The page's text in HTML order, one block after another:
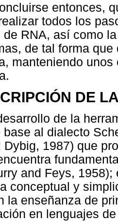
entonces,
todos los
de RNA, así como
de tal forma
manteniendo
DE
de la
base al dialecto
Dybig, 1987) que
and Feys,
conceptual y
la enseñanza de
en lenguajes